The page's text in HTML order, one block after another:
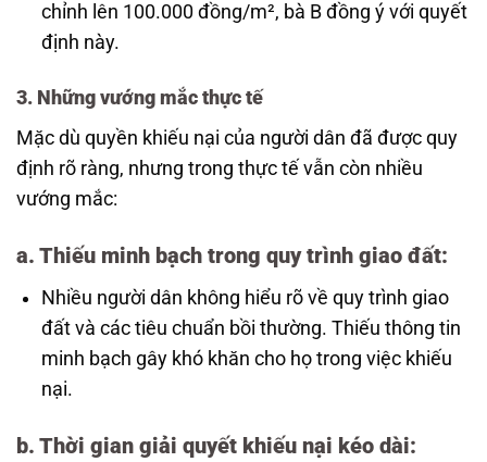
chỉnh lên 100.000 đồng/m², bà B đồng ý với quyết
định này.
3. Những vướng mắc thực tế
Mặc dù quyền khiếu nại của người dân đã được quy
định rõ ràng, nhưng trong thực tế vẫn còn nhiều
vướng mắc:
a. Thiếu minh bạch trong quy trình giao đất:
Nhiều người dân không hiểu rõ về quy trình giao
đất và các tiêu chuẩn bồi thường. Thiếu thông tin
minh bạch gây khó khăn cho họ trong việc khiếu
nại.
b. Thời gian giải quyết khiếu nại kéo dài: